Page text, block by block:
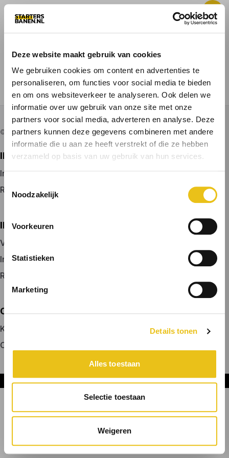
Deze website maakt gebruik van cookies
We gebruiken cookies om content en advertenties te
personaliseren, om functies voor social media te bieden
en om ons websiteverkeer te analyseren. Ook delen we
informatie over uw gebruik van onze site met onze
partners voor social media, adverteren en analyse. Deze
partners kunnen deze gegevens combineren met andere
informatie die u aan ze heeft verstrekt of die ze hebben
verzameld op basis van uw gebruik van hun services.
Noodzakelijk
Voorkeuren
Statistieken
Marketing
Details tonen
Alles toestaan
Selectie toestaan
Weigeren
VOOR KANDIDATEN
© 2026 door startersbanen.nl
IK ZOEK EEN BAAN
Inloggen
Registreren
IK BEN WERKGEVER
Vacature plaatsen
Inloggen
Registreren
OVER ONS
Kennismaken met MELON
Contact
Onderdeel van DNL Groep